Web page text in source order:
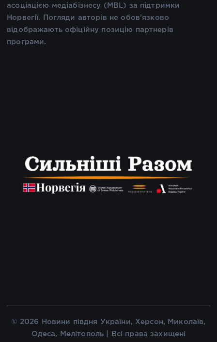
асоціацією медіабізнесу (MBL) за підтримки
Норвегії. Погляди авторів не обов’язково
відображають офіційну позицію партнерів
програми.
© 2026 Новини півдня України, Херсон, Миколаїв,
Одеса, Мелітополь | Всі права захищені